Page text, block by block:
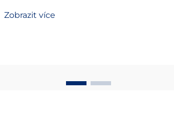
vysoce kvalitních posuvných lišt jak
Zobrazit více